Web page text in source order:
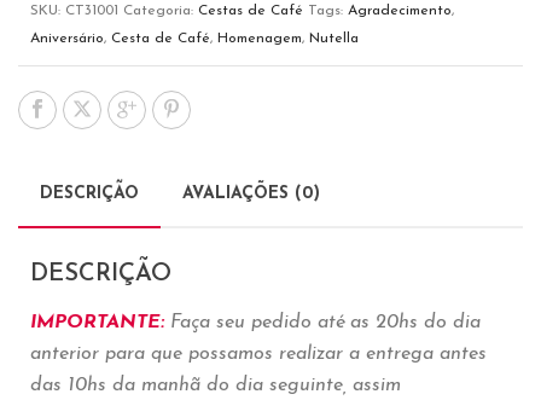
SKU: CT31001 Categoria: Cestas de Café Tags: Agradecimento,
Aniversário, Cesta de Café, Homenagem, Nutella
DESCRIÇÃO AVALIAÇÕES (0)
DESCRIÇÃO
IMPORTANTE:Faça seu pedido até as 20hs do dia
anterior para que possamos realizar a entrega antes
das 10hs da manhã do dia seguinte, assim